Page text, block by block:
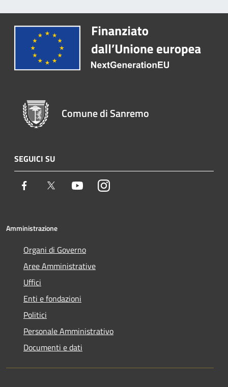
Comune di Sanremo
SEGUICI SU
Facebook Twitter YoutubeInstagram
Amministrazione
Organi di Governo
Aree Amministrative
Uffici
Enti e fondazioni
Politici
Personale Amministrativo
Documenti e dati